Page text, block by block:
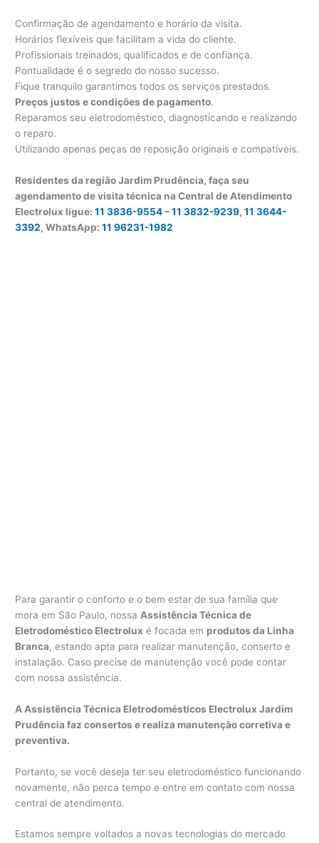
Confirmação de agendamento e horário da visita.
Horários flexíveis que facilitam a vida do cliente.
Profissionais treinados, qualificados e de confiança.
Pontualidade é o segredo do nosso sucesso.
Fique tranquilo garantimos todos os serviços prestados.
Preços justos e condições de pagamento.
Reparamos seu eletrodoméstico, diagnosticando e realizando
o reparo.
Utilizando apenas peças de reposição originais e compatíveis.
Residentes da região Jardim Prudência, faça seu
agendamento de visita técnica na Central de Atendimento
Electrolux ligue:11 3836-9554–11 3832-9239,11 3644-
3392, WhatsApp:11 96231-1982
Para garantir o conforto e o bem estar de sua família que
mora em São Paulo, nossa Assistência Técnica de
Eletrodoméstico Electrolux é focada em produtos da Linha
Branca, estando apta para realizar manutenção, conserto e
instalação. Caso precise de manutenção você pode contar
com nossa assistência.
A Assistência Técnica Eletrodomésticos Electrolux Jardim
Prudência faz consertos e realiza manutenção corretiva e
preventiva.
Portanto, se você deseja ter seu eletrodoméstico funcionando
novamente, não perca tempo e entre em contato com nossa
central de atendimento.
Estamos sempre voltados a novas tecnologias do mercado